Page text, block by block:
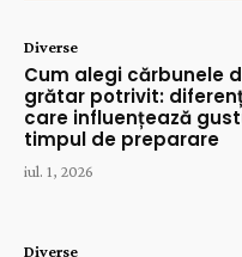
Diverse
Cum alegi cărbunele
grătar potrivit:
care influențează
timpul de preparare
iul. 1, 2026
Diverse